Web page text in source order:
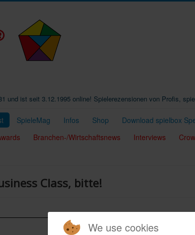
und ist seit 3.12.1995 online! Spielerezensionen von Profis,
SpieleMag Infos Shop Download spielbox
Branchen-/Wirtschaftsnews Interviews
Class, bitte!
We use cookies